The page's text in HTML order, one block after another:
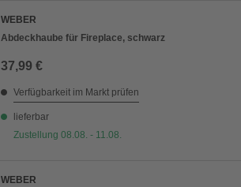
WEBER
Abdeckhaube für Fireplace, schwarz
37,99 €
Verfügbarkeit im Markt prüfen
lieferbar
Zustellung 08.08. - 11.08.
WEBER